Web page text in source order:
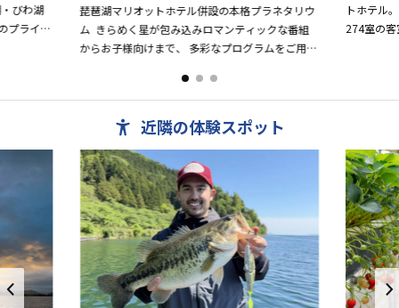
びわ湖
プライベ
琵琶湖マリオットホテル併設の本格プラネタリウ
ム きらめく星が包み込みロマンティックな番組
からお子様向けまで、 多彩なプログラムをご用意
トホテル
274室の
近隣の体験スポット